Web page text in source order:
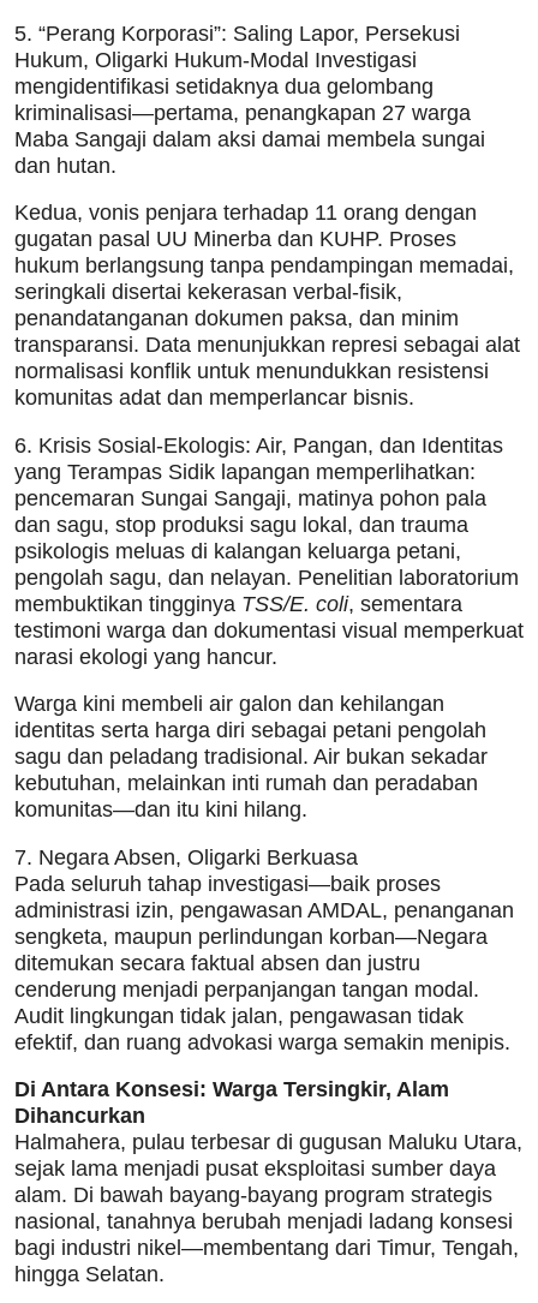
5. “Perang Korporasi”: Saling Lapor, Persekusi
Hukum, Oligarki Hukum-Modal Investigasi
mengidentifikasi setidaknya dua gelombang
kriminalisasi—pertama, penangkapan 27 warga
Maba Sangaji dalam aksi damai membela sungai
dan hutan.
Kedua, vonis penjara terhadap 11 orang dengan
gugatan pasal UU Minerba dan KUHP. Proses
hukum berlangsung tanpa pendampingan memadai,
seringkali disertai kekerasan verbal-fisik,
penandatanganan dokumen paksa, dan minim
transparansi. Data menunjukkan represi sebagai alat
normalisasi konflik untuk menundukkan resistensi
komunitas adat dan memperlancar bisnis.
6. Krisis Sosial-Ekologis: Air, Pangan, dan Identitas
yang Terampas Sidik lapangan memperlihatkan:
pencemaran Sungai Sangaji, matinya pohon pala
dan sagu, stop produksi sagu lokal, dan trauma
psikologis meluas di kalangan keluarga petani,
pengolah sagu, dan nelayan. Penelitian laboratorium
membuktikan tingginya TSS/E. coli, sementara
testimoni warga dan dokumentasi visual memperkuat
narasi ekologi yang hancur.
Warga kini membeli air galon dan kehilangan
identitas serta harga diri sebagai petani pengolah
sagu dan peladang tradisional. Air bukan sekadar
kebutuhan, melainkan inti rumah dan peradaban
komunitas—dan itu kini hilang.
7. Negara Absen, Oligarki Berkuasa
Pada seluruh tahap investigasi—baik proses
administrasi izin, pengawasan AMDAL, penanganan
sengketa, maupun perlindungan korban—Negara
ditemukan secara faktual absen dan justru
cenderung menjadi perpanjangan tangan modal.
Audit lingkungan tidak jalan, pengawasan tidak
efektif, dan ruang advokasi warga semakin menipis.
Di Antara Konsesi: Warga Tersingkir, Alam
Dihancurkan
Halmahera, pulau terbesar di gugusan Maluku Utara,
sejak lama menjadi pusat eksploitasi sumber daya
alam. Di bawah bayang-bayang program strategis
nasional, tanahnya berubah menjadi ladang konsesi
bagi industri nikel—membentang dari Timur, Tengah,
hingga Selatan.